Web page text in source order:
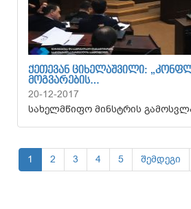
ᲥᲔᲗᲔᲕᲐᲜ ᲪᲘᲮᲔᲚᲐᲨᲕᲘᲚᲘ:
ᲛᲝᲒᲕᲐᲠᲔᲑᲘᲡ…
20-12-2017
სახელმწიფო მინსტრის
1 2 3 4 5 შემდეგი